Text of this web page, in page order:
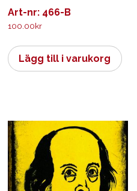
Art-nr: 466-B
100.00kr
Lägg till i varukorg